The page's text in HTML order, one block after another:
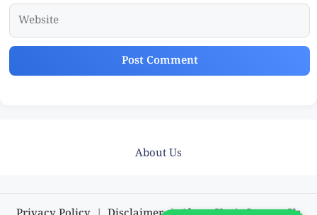
Website
About Us